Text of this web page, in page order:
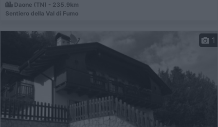
Daone (TN) - 235.9km
Sentiero della Val di Fumo
1